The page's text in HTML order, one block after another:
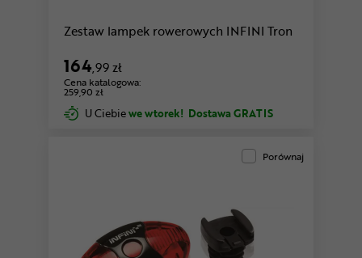
Zestaw lampek rowerowych INFINI Tron
164,99 zł
Cena katalogowa:
259,90 zł
U Ciebiewe wtorek! Dostawa GRATIS
Porównaj